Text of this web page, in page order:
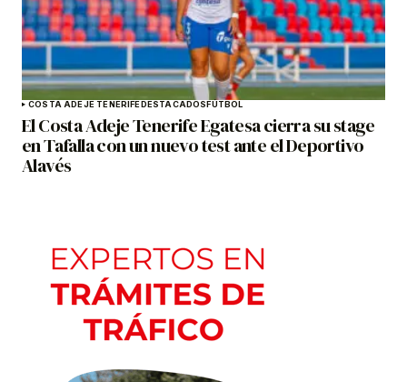
COSTA ADEJE TENERIFEDESTACADOSFÚTBOL
El Costa Adeje Tenerife Egatesa cierra su stage
en Tafalla con un nuevo test ante el Deportivo
Alavés